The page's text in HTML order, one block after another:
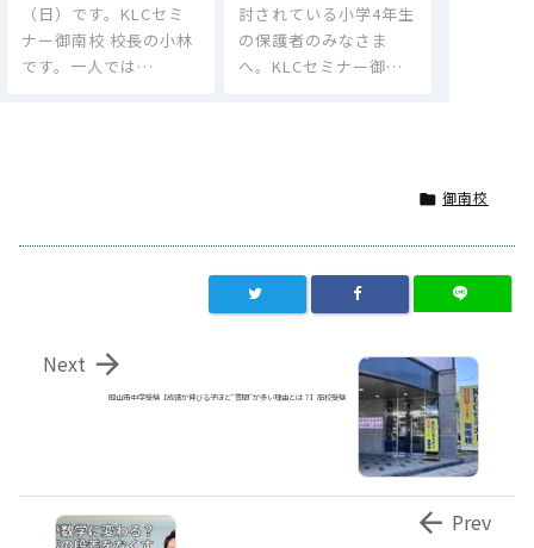
（日）です。KLCセミ
ナー御南校 校長の小林
です。一人では…
討されている小学4年生
の保護者のみなさま
へ。KLCセミナー御…
 御南校
岡山市 中学受験【成績が伸びる子ほど“質問”が多い理由とは？】高校受験

Next
 Prev